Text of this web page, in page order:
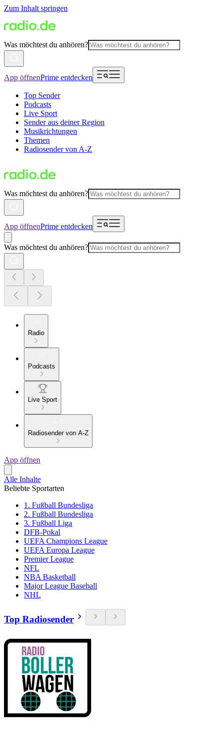
Zum Inhalt springen
Was möchtest du anhören?
App öffnenPrime entdecken
Top Sender
Podcasts
Live Sport
Sender aus deiner Region
Musikrichtungen
Themen
Radiosender von A-Z
Was möchtest du anhören?
App öffnenPrime entdecken
Was möchtest du anhören?
Radio
Podcasts
Live Sport
Radiosender von A-Z
App öffnen
Alle Inhalte
Beliebte Sportarten
1. Fußball Bundesliga
2. Fußball Bundesliga
3. Fußball Liga
DFB-Pokal
UEFA Champions League
UEFA Europa League
Premier League
NFL
NBA Basketball
Major League Baseball
NHL
Top Radiosender